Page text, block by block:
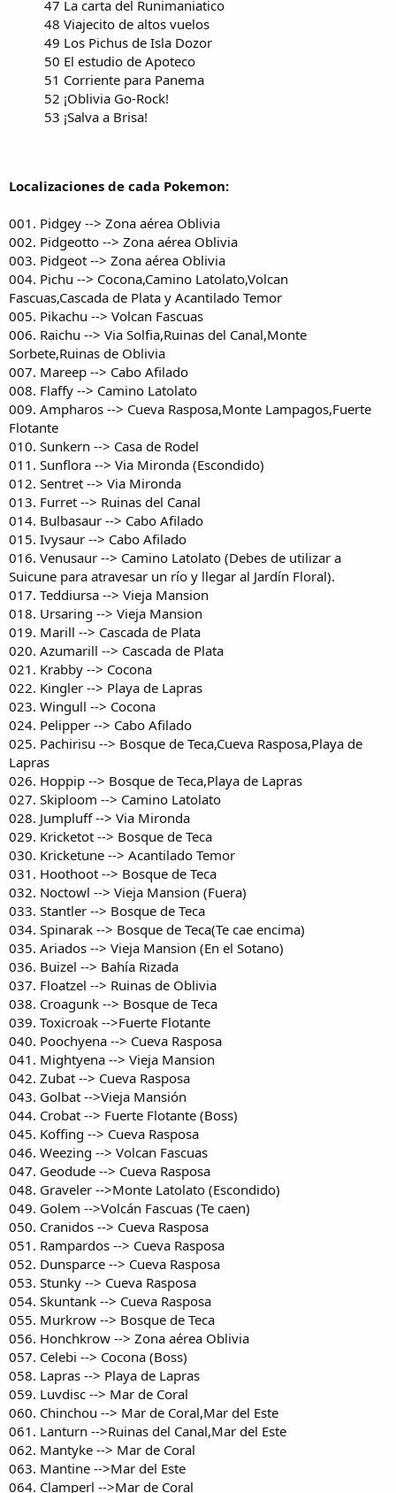
47 La carta del Runimaniatico
48 Viajecito de altos vuelos
49 Los Pichus de Isla Dozor
50 El estudio de Apoteco
51 Corriente para Panema
52 ¡Oblivia Go-Rock!
53 ¡Salva a Brisa!
Localizaciones de cada Pokemon:
001. Pidgey --> Zona aérea Oblivia
002. Pidgeotto --> Zona aérea Oblivia
003. Pidgeot --> Zona aérea Oblivia
004. Pichu --> Cocona,Camino Latolato,Volcan
Fascuas,Cascada de Plata y Acantilado Temor
005. Pikachu --> Volcan Fascuas
006. Raichu --> Via Solfia,Ruinas del Canal,Monte
Sorbete,Ruinas de Oblivia
007. Mareep --> Cabo Afilado
008. Flaffy --> Camino Latolato
009. Ampharos --> Cueva Rasposa,Monte Lampagos,Fuerte
Flotante
010. Sunkern --> Casa de Rodel
011. Sunflora --> Via Mironda (Escondido)
012. Sentret --> Via Mironda
013. Furret --> Ruinas del Canal
014. Bulbasaur --> Cabo Afilado
015. Ivysaur --> Cabo Afilado
016. Venusaur --> Camino Latolato (Debes de utilizar a
Suicune para atravesar un río y llegar al Jardín Floral).
017. Teddiursa --> Vieja Mansion
018. Ursaring --> Vieja Mansion
019. Marill --> Cascada de Plata
020. Azumarill --> Cascada de Plata
021. Krabby --> Cocona
022. Kingler --> Playa de Lapras
023. Wingull --> Cocona
024. Pelipper --> Cabo Afilado
025. Pachirisu --> Bosque de Teca,Cueva Rasposa,Playa de
Lapras
026. Hoppip --> Bosque de Teca,Playa de Lapras
027. Skiploom --> Camino Latolato
028. Jumpluff --> Via Mironda
029. Kricketot --> Bosque de Teca
030. Kricketune --> Acantilado Temor
031. Hoothoot --> Bosque de Teca
032. Noctowl --> Vieja Mansion (Fuera)
033. Stantler --> Bosque de Teca
034. Spinarak --> Bosque de Teca(Te cae encima)
035. Ariados --> Vieja Mansion (En el Sotano)
036. Buizel --> Bahía Rizada
037. Floatzel --> Ruinas de Oblivia
038. Croagunk --> Bosque de Teca
039. Toxicroak -->Fuerte Flotante
040. Poochyena --> Cueva Rasposa
041. Mightyena --> Vieja Mansion
042. Zubat --> Cueva Rasposa
043. Golbat -->Vieja Mansión
044. Crobat --> Fuerte Flotante (Boss)
045. Koffing --> Cueva Rasposa
046. Weezing --> Volcan Fascuas
047. Geodude --> Cueva Rasposa
048. Graveler -->Monte Latolato (Escondido)
049. Golem -->Volcán Fascuas (Te caen)
050. Cranidos --> Cueva Rasposa
051. Rampardos --> Cueva Rasposa
052. Dunsparce --> Cueva Rasposa
053. Stunky --> Cueva Rasposa
054. Skuntank --> Cueva Rasposa
055. Murkrow --> Bosque de Teca
056. Honchkrow --> Zona aérea Oblivia
057. Celebi --> Cocona (Boss)
058. Lapras --> Playa de Lapras
059. Luvdisc --> Mar de Coral
060. Chinchou --> Mar de Coral,Mar del Este
061. Lanturn -->Ruinas del Canal,Mar del Este
062. Mantyke --> Mar de Coral
063. Mantine -->Mar del Este
064. Clamperl -->Mar de Coral